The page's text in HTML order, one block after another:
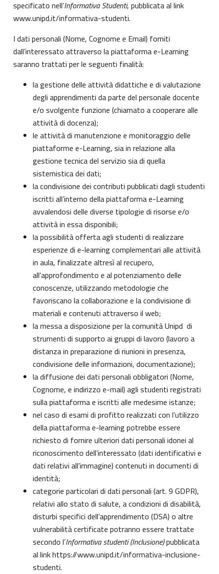
specificato nell’Informativa Studenti, pubblicata al link
www.unipd.it/informativa-studenti.
I dati personali (Nome, Cognome e Email) forniti
dall’interessato attraverso la piattaforma e-Learning
saranno trattati per le seguenti finalità:
la gestione delle attività didattiche e di valutazione
degli apprendimenti da parte del personale docente
e/o svolgente funzione (chiamato a cooperare alle
attività di docenza);
le attività di manutenzione e monitoraggio delle
piattaforme e-Learning, sia in relazione alla
gestione tecnica del servizio sia di quella
sistemistica dei dati;
la condivisione dei contributi pubblicati dagli studenti
iscritti all’interno della piattaforma e-Learning
avvalendosi delle diverse tipologie di risorse e/o
attività in essa disponibili;
la possibilità offerta agli studenti di realizzare
esperienze di e-learning complementari alle attività
in aula, finalizzate altresì al recupero,
all'approfondimento e al potenziamento delle
conoscenze, utilizzando metodologie che
favoriscano la collaborazione e la condivisione di
materiali e contenuti attraverso il web;
la messa a disposizione per la comunità Unipd di
strumenti di supporto ai gruppi di lavoro (lavoro a
distanza in preparazione di riunioni in presenza,
condivisione delle informazioni, documentazione);
la diffusione dei dati personali obbligatori (Nome,
Cognome, e indirizzo e-mail) agli studenti registrati
sulla piattaforma e iscritti alle medesime istanze;
nel caso di esami di profitto realizzati con l’utilizzo
della piattaforma e-learning potrebbe essere
richiesto di fornire ulteriori dati personali idonei al
riconoscimento dell’interessato (dati identificativi e
dati relativi all’immagine) contenuti in documenti di
identità;
categorie particolari di dati personali (art. 9 GDPR),
relativi allo stato di salute, a condizioni di disabilità,
disturbi specifici dell’apprendimento (DSA) o altre
vulnerabilità certificate potranno essere trattate
secondo l’Informativa studenti (Inclusione)pubblicata
al linkhttps://www.unipd.it/informativa-inclusione-
studenti.